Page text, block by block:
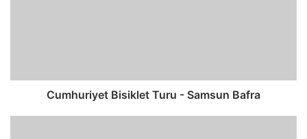
Cumhuriyet Bisiklet Turu - Samsun Bafra